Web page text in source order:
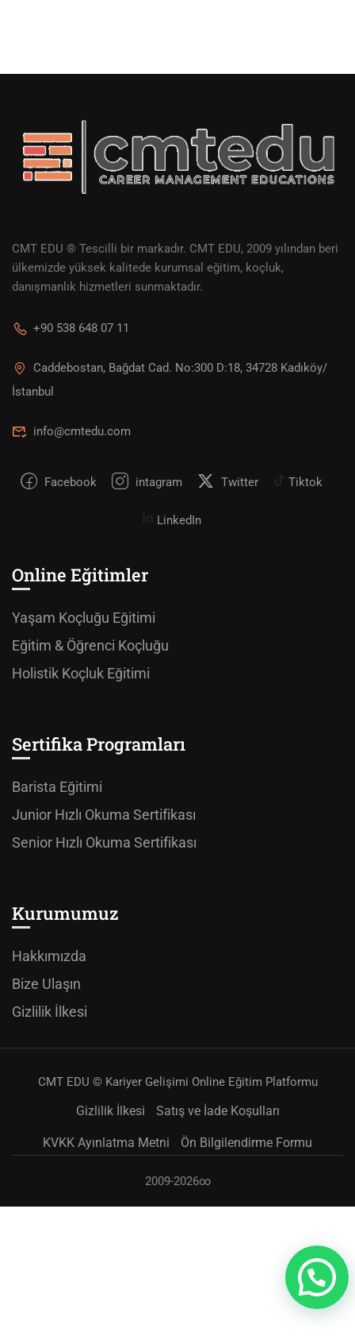
CMT EDU ® Tescilli bir markadır. CMT EDU, 2009 yılından beri
ülkemizde yüksek kalitede kurumsal eğitim, koçluk,
danışmanlık hizmetleri sunmaktadır.
+90 538 648 07 11
Caddebostan, Bağdat Cad. No:300 D:18, 34728 Kadıköy/
İstanbul
info@cmtedu.com
Facebook intagram Twitter Tiktok
LinkedIn
Online Eğitimler
Yaşam Koçluğu Eğitimi
Eğitim & Öğrenci Koçluğu
Holistik Koçluk Eğitimi
Sertifika Programları
Barista Eğitimi
Junior Hızlı Okuma Sertifikası
Senior Hızlı Okuma Sertifikası
Kurumumuz
Hakkımızda
Bize Ulaşın
Gizlilik İlkesi
CMT EDU © Kariyer Gelişimi Online Eğitim Platformu
Gizlilik İlkesi Satış ve İade Koşulları
KVKK Ayınlatma Metni Ön Bilgilendirme Formu
2009-2026∞